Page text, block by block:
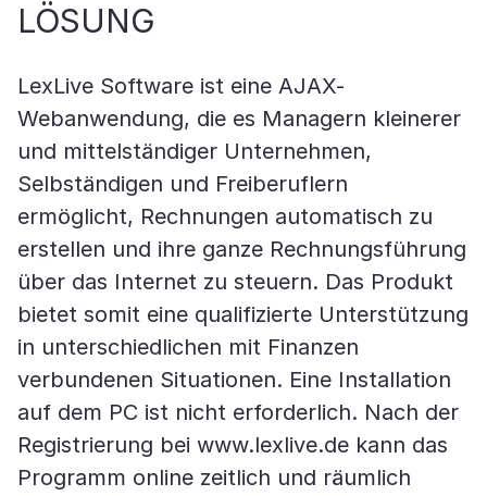
LÖSUNG
LexLive Software ist eine AJAX-
Webanwendung, die es Managern kleinerer
und mittelständiger Unternehmen,
Selbständigen und Freiberuflern
ermöglicht, Rechnungen automatisch zu
erstellen und ihre ganze Rechnungsführung
über das Internet zu steuern. Das Produkt
bietet somit eine qualifizierte Unterstützung
in unterschiedlichen mit Finanzen
verbundenen Situationen. Eine Installation
auf dem PC ist nicht erforderlich. Nach der
Registrierung bei www.lexlive.de kann das
Programm online zeitlich und räumlich